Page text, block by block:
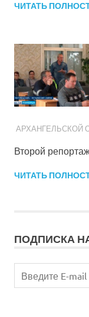
ЧИТАТЬ
АРХАНГЕЛЬСКОЙ
Второй
ЧИТАТЬ
ПОДПИСКА